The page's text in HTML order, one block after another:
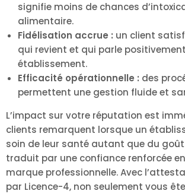
signifie moins de chances
alimentaire.
Fidélisation accrue : un client
qui revient et qui parle
établissement.
Efficacité opérationnelle : des
permettent une gestion fluide et
L’impact sur votre réputation est
clients remarquent lorsque un
soin de leur santé autant que du
traduit par une confiance renforcée
marque professionnelle. Avec
par Licence-4, non seulement vous